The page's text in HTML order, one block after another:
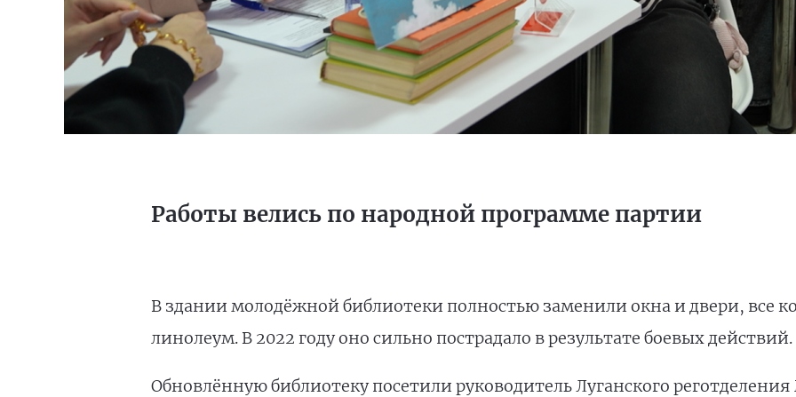
Работы велись по народной программе партии
В здании молодёжной библиотеки полностью заменили окна и двери, все
линолеум. В 2022 году оно сильно пострадало в результате боевых действий.
Обновлённую библиотеку посетили руководитель Луганского